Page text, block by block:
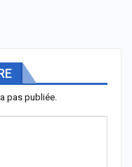
pas publiée.